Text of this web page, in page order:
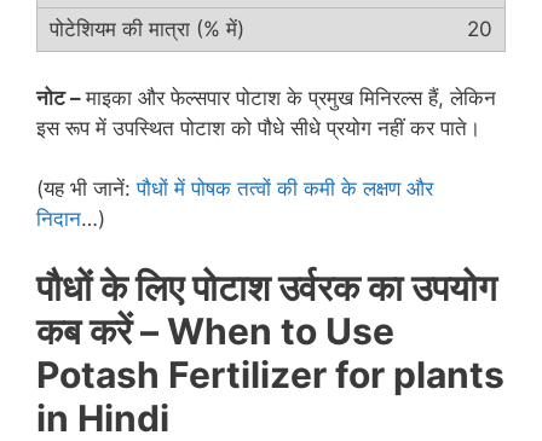
20
नोट –माइका और फेल्सपार पोटाश के प्रमुख मिनिरल्स हैं, लेकिन
इस रूप में उपस्थित पोटाश को पौधे सीधे प्रयोग नहीं कर पाते।
(यह भी जानें:पौधों में पोषक तत्वों की कमी के लक्षण और
निदान…)
पौधों के लिए पोटाश उर्वरक का उपयोग
कब करें –When to Use
Potash Fertilizerfor plants
in Hindi